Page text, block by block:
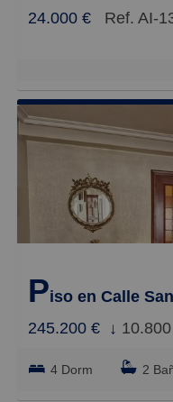
24.000 €
Ref. AI-
Piso en Calle Santa
245.200 € ↓
4 Dorm 2